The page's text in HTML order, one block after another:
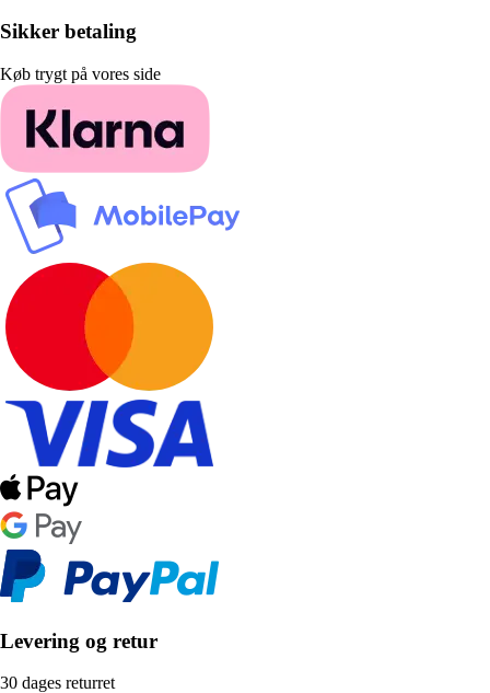
Sikker betaling
Køb trygt på vores side
Levering og retur
30 dages returret